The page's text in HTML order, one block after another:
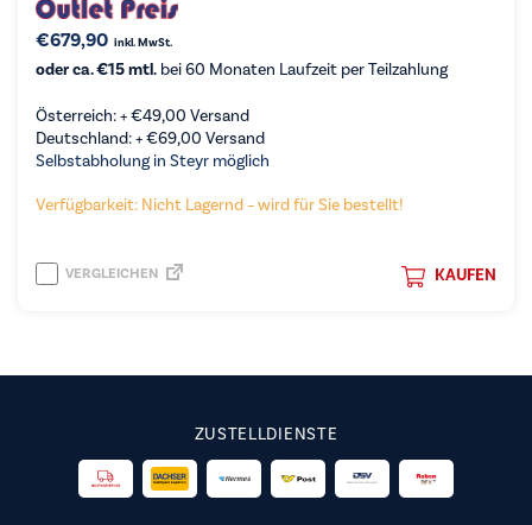
€679,90 inkl. MwSt.
oder ca. €15 mtl. bei 60 Monaten Laufzeit per Teilzahlung
Österreich: +€49,00 Versand
Deutschland: +€69,00 Versand
Selbstabholung in Steyr möglich
Verfügbarkeit: Nicht Lagernd – wird für Sie bestellt!
KAUFEN
VERGLEICHEN
ZUSTELLDIENSTE